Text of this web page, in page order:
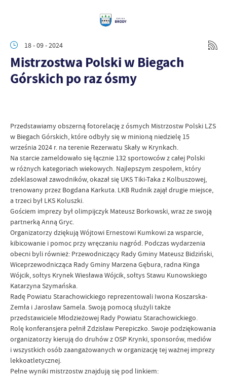
18 - 09 - 2024
Mistrzostwa Polski w Biegach
Górskich po raz ósmy
Przedstawiamy obszerną fotorelację z ósmych Mistrzostw Polski LZS
w Biegach Górskich, które odbyły się w minioną niedzielę 15
września 2024 r. na terenie Rezerwatu Skały w Krynkach.
Na starcie zameldowało się łącznie 132 sportowców z całej Polski
w różnych kategoriach wiekowych. Najlepszym zespołem, który
zdeklasował zawodników, okazał się UKS Tiki-Taka z Kolbuszowej,
trenowany przez Bogdana Karkuta. LKB Rudnik zajął drugie miejsce,
a trzeci był LKS Koluszki.
Gościem imprezy był olimpijczyk Mateusz Borkowski, wraz ze swoją
partnerką Anną Gryc.
Organizatorzy dziękują Wójtowi Ernestowi Kumkowi za wsparcie,
kibicowanie i pomoc przy wręczaniu nagród. Podczas wydarzenia
obecni byli również: Przewodniczący Rady Gminy Mateusz Bidziński,
Wiceprzewodnicząca Rady Gminy Marzena Gębura, radna Kinga
Wójcik, sołtys Krynek Wiesława Wójcik, sołtys Stawu Kunowskiego
Katarzyna Szymańska.
Radę Powiatu Starachowickiego reprezentowali Iwona Koszarska-
Zemła i Jarosław Samela. Swoją pomocą służyli także
przedstawiciele Młodzieżowej Rady Powiatu Starachowickiego.
Rolę konferansjera pełnił Zdzisław Perepiczko. Swoje podziękowania
organizatorzy kierują do druhów z OSP Krynki, sponsorów, mediów
i wszystkich osób zaangażowanych w organizację tej ważnej imprezy
lekkoatletycznej.
Pełne wyniki mistrzostw znajdują się pod linkiem: